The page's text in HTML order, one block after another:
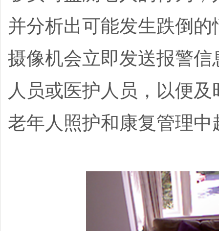
并分析出可能发生跌倒
摄像机会立即发送报警
人员或医护人员，以便
老年人照护和康复管理